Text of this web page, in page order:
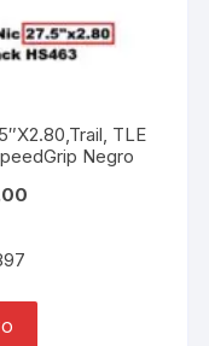
TLE
Negro
El